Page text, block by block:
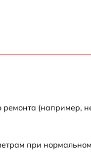
ремонта (например,
при